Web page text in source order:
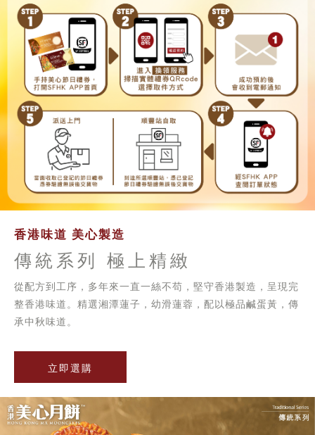
香港味道 美心製造
傳統系列 極上精緻
從配方到工序，多年來一直一絲不苟，堅守香港製造，呈現完
整香港味道。精選湘潭蓮子，幼滑蓮蓉，配以極品鹹蛋黃，傳
承中秋味道。
立即選購